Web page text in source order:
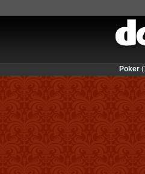
Poker